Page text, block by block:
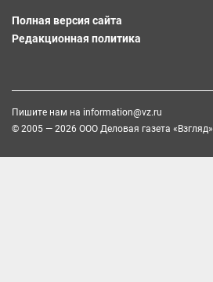
Полная версия сайта
Редакционная политика
Пишите нам на information@vz.ru
© 2005 — 2026 ООО Деловая газета «Взгляд»